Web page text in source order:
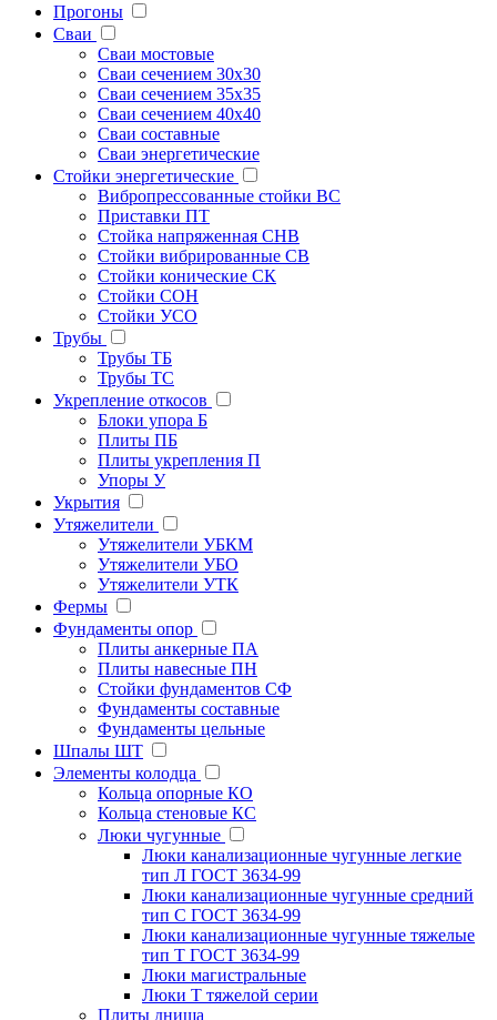
Прогоны
Сваи
Сваи мостовые
Сваи сечением 30х30
Сваи сечением 35х35
Сваи сечением 40х40
Сваи составные
Сваи энергетические
Стойки энергетические
Вибропрессованные стойки ВС
Приставки ПТ
Стойка напряженная СНВ
Стойки вибрированные СВ
Стойки конические СК
Стойки СОН
Стойки УСО
Трубы
Трубы ТБ
Трубы ТС
Укрепление откосов
Блоки упора Б
Плиты ПБ
Плиты укрепления П
Упоры У
Укрытия
Утяжелители
Утяжелители УБКМ
Утяжелители УБО
Утяжелители УТК
Фермы
Фундаменты опор
Плиты анкерные ПА
Плиты навесные ПН
Стойки фундаментов СФ
Фундаменты составные
Фундаменты цельные
Шпалы ШТ
Элементы колодца
Кольца опорные КО
Кольца стеновые КС
Люки чугунные
Люки канализационные чугунные легкие
тип Л ГОСТ 3634-99
Люки канализационные чугунные средний
тип С ГОСТ 3634-99
Люки канализационные чугунные тяжелые
тип Т ГОСТ 3634-99
Люки магистральные
Люки Т тяжелой серии
Плиты днища